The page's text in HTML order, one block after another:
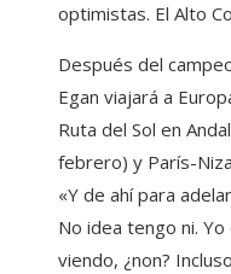
optimistas. El Alto
Después del
Egan viajará a
Ruta del Sol en
febrero) y París-
«Y de ahí para
No idea tengo ni.
viendo, ¿non?